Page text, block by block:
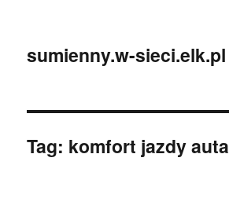
sumienny.w-sieci.elk.pl
Tag: komfort jazdy auta